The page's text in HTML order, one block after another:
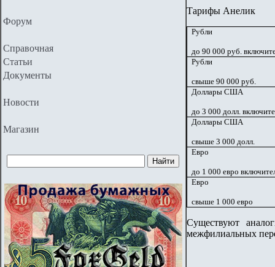
Форум
Справочная
Статьи
Документы
Новости
Магазин
Тарифы Анелик
Рубли
до 90 000 руб.
Рубли
свыше 90 000 руб.
Доллары США
до 3 000 долл.
Доллары США
свыше 3 000 долл.
Евро
до 1 000 евро
Евро
свыше 1 000 евро
Существуют
межфилиальных